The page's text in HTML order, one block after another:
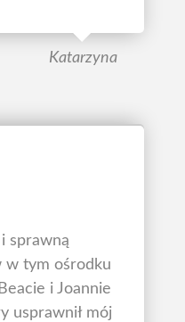
Katarzyna
sprawną
w tym ośrodku
i Joannie
usprawnił mój